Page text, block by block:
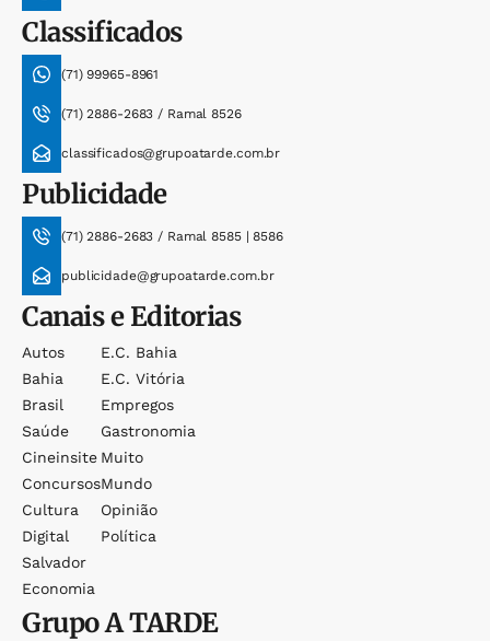
Classificados
(71) 99965-8961
(71) 2886-2683 / Ramal 8526
classificados@grupoatarde.com.br
Publicidade
(71) 2886-2683 / Ramal 8585 | 8586
publicidade@grupoatarde.com.br
Canais e Editorias
Autos
Bahia
Brasil
Saúde
Cineinsite
Concursos
Cultura
Digital
Salvador
Economia
E.c. Bahia
E.c. Vitória
Empregos
Gastronomia
Muito
Mundo
Opinião
Política
GrupoA TARDE